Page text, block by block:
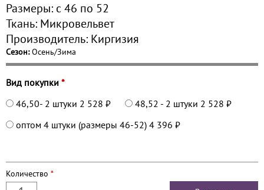
Размеры: с 46 по 52
Ткань: Микровельвет
Производитель: Киргизия
Сезон:Осень/Зима
Вид покупки *
46,50- 2 штуки 2 528 ₽ 48,52 - 2 штуки 2 528 ₽
оптом 4 штуки (размеры 46-52) 4 396 ₽
Количество *